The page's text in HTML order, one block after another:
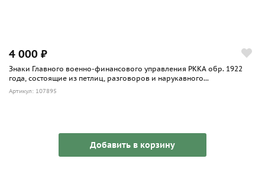
4 000 ₽
Знаки Главного военно-финансового управления РККА обр. 1922
года, состоящие из петлиц, разговоров и нарукавного...
Артикул: 107895
Добавить в корзину